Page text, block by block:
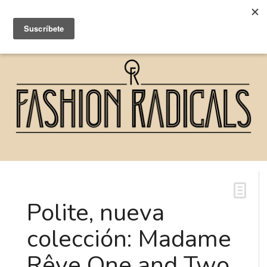
Polite, nueva
colección: Madame